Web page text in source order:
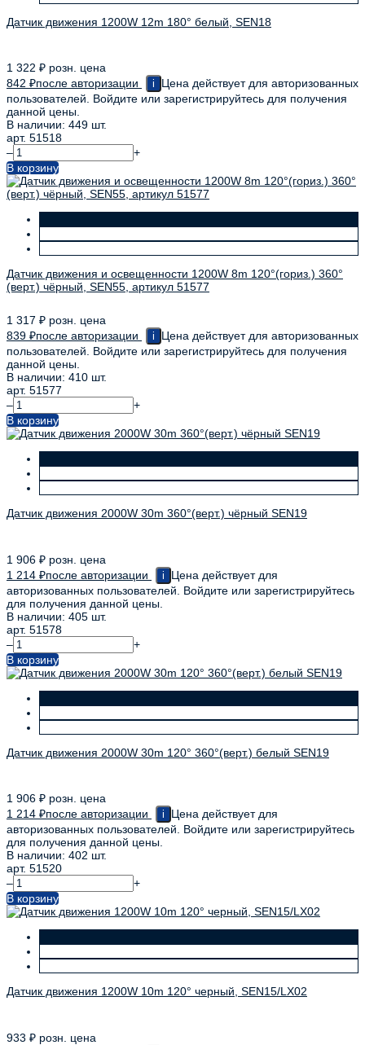
Датчик движения 1200W 12m 180° белый, SEN18
1 322 ₽ розн. цена
842 ₽после авторизации i
Цена действует для авторизованных
пользователей. Войдите или зарегистрируйтесь для получения
данной цены.
В наличии: 449 шт.
арт. 51518
–
+
В корзину
Датчик движения и освещенности 1200W 8m 120°(гориз.) 360°
(верт.) чёрный, SEN55, артикул 51577
1 317 ₽ розн. цена
839 ₽после авторизации i
Цена действует для авторизованных
пользователей. Войдите или зарегистрируйтесь для получения
данной цены.
В наличии: 410 шт.
арт. 51577
–
+
В корзину
Датчик движения 2000W 30m 360°(верт.) чёрный SEN19
1 906 ₽ розн. цена
1 214 ₽после авторизации i
Цена действует для
авторизованных пользователей. Войдите или зарегистрируйтесь
для получения данной цены.
В наличии: 405 шт.
арт. 51578
–
+
В корзину
Датчик движения 2000W 30m 120° 360°(верт.) белый SEN19
1 906 ₽ розн. цена
1 214 ₽после авторизации i
Цена действует для
авторизованных пользователей. Войдите или зарегистрируйтесь
для получения данной цены.
В наличии: 402 шт.
арт. 51520
–
+
В корзину
Датчик движения 1200W 10m 120° черный, SEN15/LX02
933 ₽ розн. цена